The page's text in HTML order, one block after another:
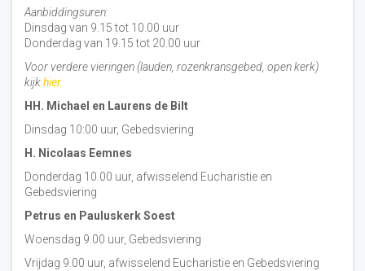
Aanbiddingsuren:
Dinsdag van 9.15 tot 10.00 uur
Donderdag van 19.15 tot 20.00 uur
Voor verdere vieringen (lauden, rozenkransgebed, open kerk)
kijkhier
HH. Michael en Laurens de Bilt
Dinsdag 10:00 uur, Gebedsviering
H. Nicolaas Eemnes
Donderdag 10.00 uur, afwisselend Eucharistie en
Gebedsviering
Petrus en Pauluskerk Soest
Woensdag 9.00 uur, Gebedsviering
Vrijdag 9.00 uur, afwisselend Eucharistie en Gebedsviering